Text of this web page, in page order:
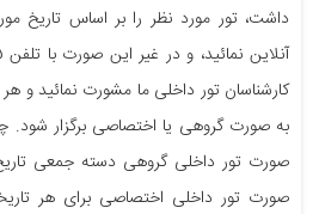
داشت، تور مورد نظر را بر اساس تاریخ
کارشناسان تور داخلی ما مشورت نمائید و
به صورت گروهی یا اختصاصی برگزار شود.
صورت تور داخلی گروهی دسته جمعی
صورت تور داخلی اختصاصی برای هر